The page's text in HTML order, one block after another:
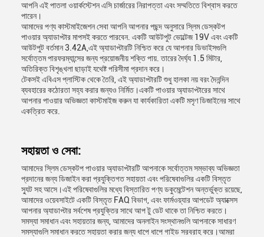
আপনি এই পাতলা ওয়ার্কস্টেশন এসি চার্জারের নিরাপত্তা এবং সম্মতিতে বিশ্বাস করতে
পারেন।
আমাদের পণ্য কাস্টমাইজেশন সেবা আপনি আপনার পছন্দ অনুসারে স্লিম ডেস্কটপ
পাওয়ার অ্যাডাপ্টার মাপসই করতে পারবেন. একটি আউটপুট ভোল্টেজ 19V এবং একটি
আউটপুট বর্তমান 3.42A,এই অ্যাডাপ্টারটি নিশ্চিত করে যে আপনার ডিভাইসগুলি
সর্বোত্তম পারফরম্যান্সের জন্য প্রয়োজনীয় শক্তি পায়. তারের দৈর্ঘ্য 1.5 মিটার,
অতিরিক্ত বিশৃঙ্খলা ছাড়াই যথেষ্ট পরিসীমা প্রদান করে।
টেকসই এবিএস প্লাস্টিক থেকে তৈরি, এই অ্যাডাপ্টারটি শুধু হালকা নয় বরং দৈনন্দিন
ব্যবহারের কঠোরতা সহ্য করার জন্যও নির্মিত।একটি পাওয়ার অ্যাডাপ্টারের সাথে
আপনার পাওয়ার অভিজ্ঞতা কাস্টমাইজ করুন যা কার্যকারিতা একটি মসৃণ ডিজাইনের সাথে
একত্রিত করে.
সহায়তা ও সেবা:
আমাদের স্লিম ডেস্কটপ পাওয়ার অ্যাডাপ্টারটি আপনাকে সর্বোত্তম সম্ভাব্য অভিজ্ঞতা
প্রদানের জন্য ডিজাইন করা প্রযুক্তিগত সহায়তা এবং পরিষেবাগুলির একটি বিস্তৃত
স্যুট সহ আসে।এই পরিষেবাগুলির মধ্যে বিস্তারিত পণ্য ডকুমেন্টেশন অন্তর্ভুক্ত রয়েছে,
আমাদের ওয়েবসাইটে একটি বিস্তৃত FAQ বিভাগ, এবং ফার্মওয়্যার আপডেট অ্যাক্সেস
আপনার অ্যাডাপ্টার সর্বশেষ প্রযুক্তির সাথে আপ টু ডেট থাকে তা নিশ্চিত করতে।
সমস্যা সমাধান এবং সহায়তার জন্য, আমাদের অনলাইন সংস্থানগুলি আপনাকে সাধারণ
সমস্যাগুলি সমাধান করতে সহায়তা করার জন্য ধাপে ধাপে গাইড সরবরাহ করে।আমরা